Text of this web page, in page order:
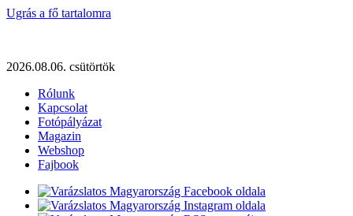
Ugrás a fő tartalomra
2026.08.06. csütörtök
Rólunk
Kapcsolat
Fotópályázat
Magazin
Webshop
Fajbook